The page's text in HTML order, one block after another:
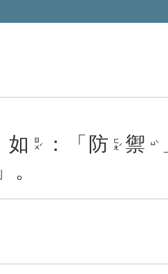
如 ㄖㄨˊ ：「 防 ㄈㄤˊ 禦 ㄩˋ
」。